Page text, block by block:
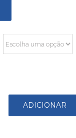
ADICIONAR